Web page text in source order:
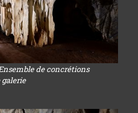
de concrétions